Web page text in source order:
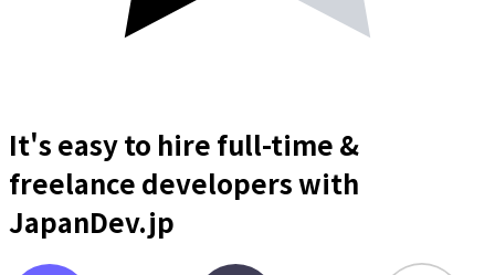
It's easy to hire full-time &
freelance developerswith
JapanDev.jp